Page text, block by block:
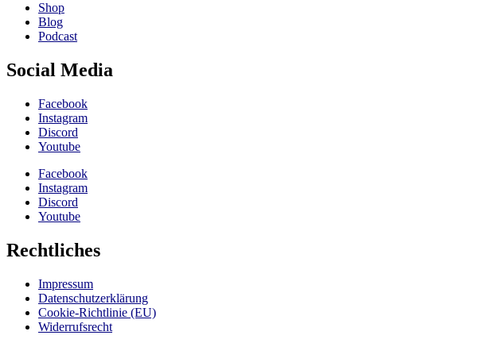
Shop
Blog
Podcast
Social Media
Facebook
Instagram
Discord
Youtube
Facebook
Instagram
Discord
Youtube
Rechtliches
Impressum
Datenschutzerklärung
Cookie-Richtlinie (EU)
Widerrufsrecht